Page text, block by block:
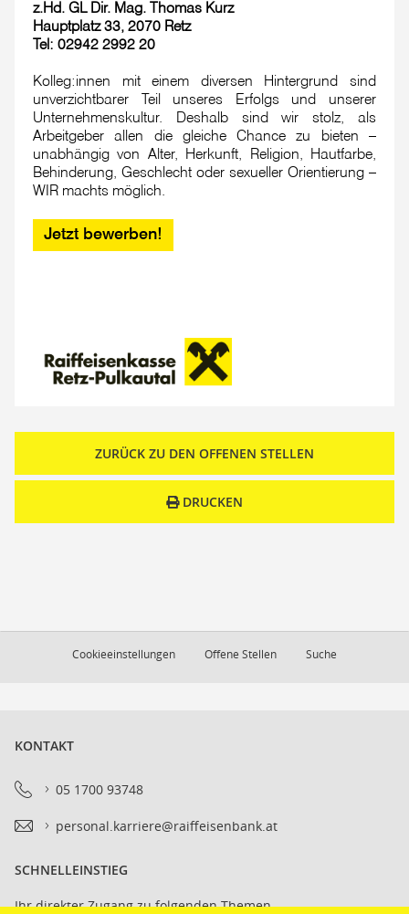
z.Hd. GL Dir. Mag. Thomas Kurz
Hauptplatz 33, 2070 Retz
Tel: 02942 2992 20
Kolleg:innen mit einem diversen Hintergrund sind
unverzichtbarer Teil unseres Erfolgs und unserer
Unternehmenskultur. Deshalb sind wir stolz, als
Arbeitgeber allen die gleiche Chance zu bieten –
unabhängig von Alter, Herkunft, Religion, Hautfarbe,
Behinderung, Geschlecht oder sexueller Orientierung –
WIR machts möglich.
Jetzt bewerben!
ZURÜCK ZU DEN OFFENEN STELLEN
DRUCKEN
Cookieeinstellungen Offene Stellen Suche
KONTAKT
05 1700 93748
personal.karriere@raiffeisenbank.at
SCHNELLEINSTIEG
Ihr direkter Zugang zu folgenden Themen